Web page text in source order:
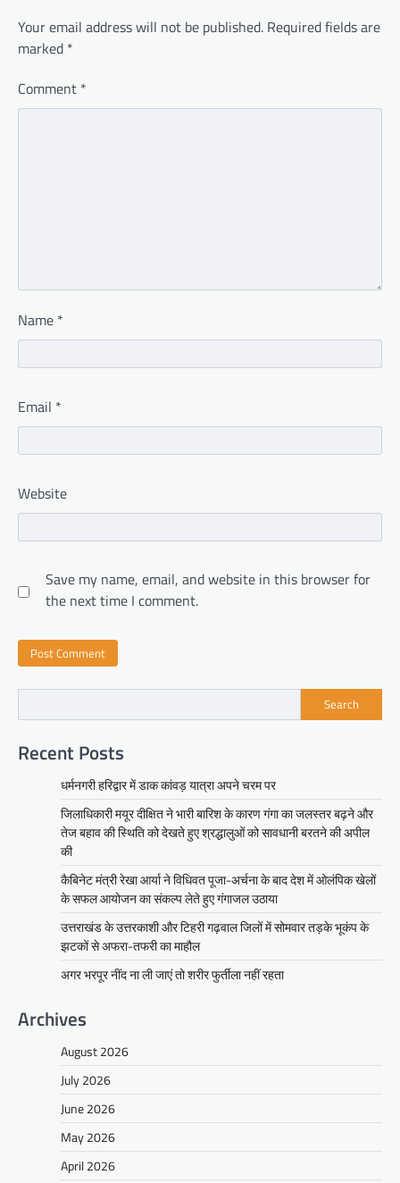
Your email address will not be published. Required fields are
marked *
Comment *
Name *
Email *
Website
Save my name, email, and website in this browser for
the next time I comment.
Search
Recent Posts
धर्मनगरी हरिद्वार में डाक कांवड़ यात्रा अपने चरम पर
जिलाधिकारी मयूर दीक्षित ने भारी बारिश के कारण गंगा का जलस्तर बढ़ने और
तेज बहाव की स्थिति को देखते हुए श्रद्धालुओं को सावधानी बरतने की अपील
की
कैबिनेट मंत्री रेखा आर्या ने विधिवत पूजा-अर्चना के बाद देश में ओलंपिक खेलों
के सफल आयोजन का संकल्प लेते हुए गंगाजल उठाया
उत्तराखंड के उत्तरकाशी और टिहरी गढ़वाल जिलों में सोमवार तड़के भूकंप के
झटकों से अफरा-तफरी का माहौल
अगर भरपूर नींद ना ली जाएं तो शरीर फुर्तीला नहीं रहता
Archives
August 2026
July 2026
June 2026
May 2026
April 2026